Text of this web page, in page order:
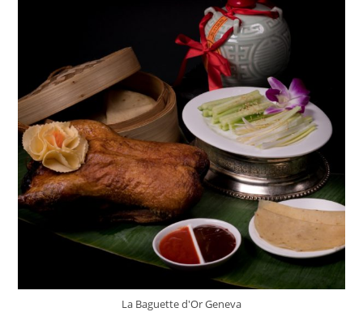
La Baguette d'Or Geneva